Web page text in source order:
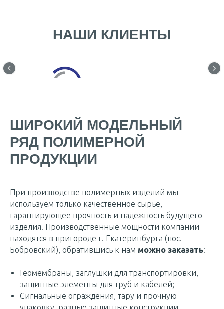
НАШИ КЛИЕНТЫ
ШИРОКИЙ МОДЕЛЬНЫЙ
РЯД ПОЛИМЕРНОЙ
ПРОДУКЦИИ
При производстве полимерных изделий мы
используем только качественное сырье,
гарантирующее прочность и надежность будущего
изделия. Производственные мощности компании
находятся в пригороде г. Екатеринбурга (пос.
Геомембраны, заглушки для транспортировки,
защитные элементы для труб и кабелей;
Сигнальные ограждения, тару и прочную